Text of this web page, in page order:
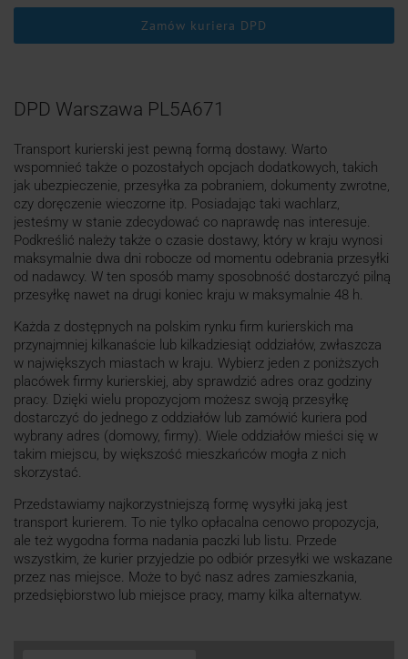
Zamów kuriera DPD
DPD Warszawa PL5A671
Transport kurierski jest pewną formą dostawy. Warto
wspomnieć także o pozostałych opcjach dodatkowych, takich
jak ubezpieczenie, przesyłka za pobraniem, dokumenty zwrotne,
czy doręczenie wieczorne itp. Posiadając taki wachlarz,
jesteśmy w stanie zdecydować co naprawdę nas interesuje.
Podkreślić należy także o czasie dostawy, który w kraju wynosi
maksymalnie dwa dni robocze od momentu odebrania przesyłki
od nadawcy. W ten sposób mamy sposobność dostarczyć pilną
przesyłkę nawet na drugi koniec kraju w maksymalnie 48 h.
Każda z dostępnych na polskim rynku firm kurierskich ma
przynajmniej kilkanaście lub kilkadziesiąt oddziałów, zwłaszcza
w największych miastach w kraju. Wybierz jeden z poniższych
placówek firmy kurierskiej, aby sprawdzić adres oraz godziny
pracy. Dzięki wielu propozycjom możesz swoją przesyłkę
dostarczyć do jednego z oddziałów lub zamówić kuriera pod
wybrany adres (domowy, firmy). Wiele oddziałów mieści się w
takim miejscu, by większość mieszkańców mogła z nich
skorzystać.
Przedstawiamy najkorzystniejszą formę wysyłki jaką jest
transport kurierem. To nie tylko opłacalna cenowo propozycja,
ale też wygodna forma nadania paczki lub listu. Przede
wszystkim, że kurier przyjedzie po odbiór przesyłki we wskazane
przez nas miejsce. Może to być nasz adres zamieszkania,
przedsiębiorstwo lub miejsce pracy, mamy kilka alternatyw.